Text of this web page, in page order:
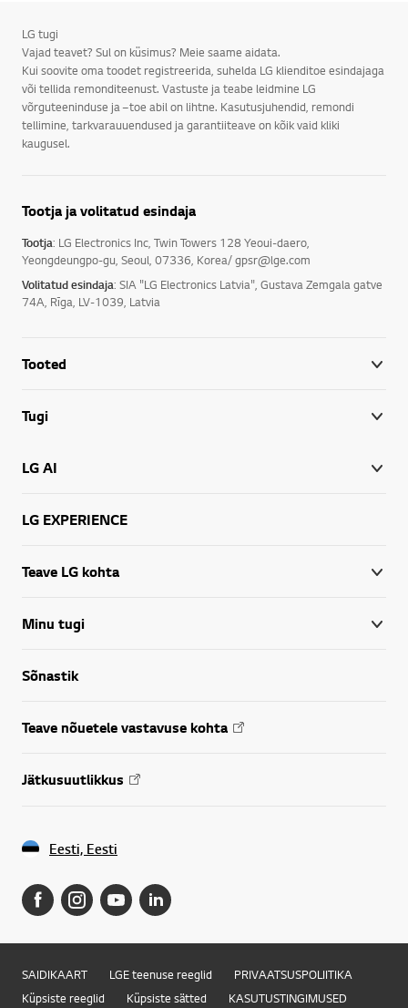
LG tugi
Vajad teavet? Sul on küsimus? Meie saame aidata.
Kui soovite oma toodet registreerida, suhelda LG klienditoe esindajaga
või tellida remonditeenust. Vastuste ja teabe leidmine LG
võrguteeninduse ja –toe abil on lihtne. Kasutusjuhendid, remondi
tellimine, tarkvarauuendused ja garantiiteave on kõik vaid kliki
kaugusel.
Tootja ja volitatud esindaja
Tootja: LG Electronics Inc, Twin Towers 128 Yeoui-daero,
Yeongdeungpo-gu, Seoul, 07336, Korea/ gpsr@lge.com
Volitatud esindaja: SIA "LG Electronics Latvia", Gustava Zemgala gatve
74A, Rīga, LV-1039, Latvia
Tooted
Tugi
LG AI
LG EXPERIENCE
Teave LG kohta
Minu tugi
Sõnastik
Teave nõuetele vastavuse kohta
Jätkusuutlikkus
Eesti, Eesti
SAIDIKAART LGE teenuse reeglid
PRIVAATSUSPOLIITIKA
Küpsiste reeglid
Küpsiste sätted KASUTUSTINGIMUSED